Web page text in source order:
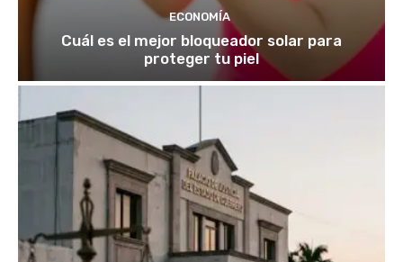
ECONOMÍA
Cuál es el mejor bloqueador solar para
proteger tu piel